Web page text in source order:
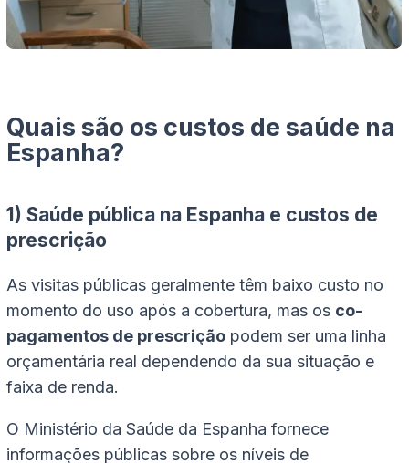
Quais são os custos de saúde na
Espanha?
1) Saúde pública na Espanha e custos de
prescrição
As visitas públicas geralmente têm baixo custo no
momento do uso após a cobertura, mas os co-
pagamentos de prescrição podem ser uma linha
orçamentária real dependendo da sua situação e
faixa de renda.
O Ministério da Saúde da Espanha fornece
informações públicas sobre os níveis de